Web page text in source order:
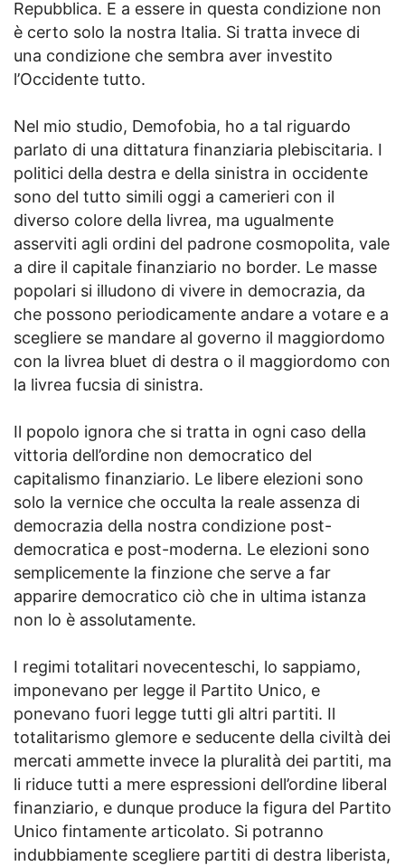
Repubblica. E a essere in questa condizione non
è certo solo la nostra Italia. Si tratta invece di
una condizione che sembra aver investito
l’Occidente tutto.
Nel mio studio, Demofobia, ho a tal riguardo
parlato di una dittatura finanziaria plebiscitaria. I
politici della destra e della sinistra in occidente
sono del tutto simili oggi a camerieri con il
diverso colore della livrea, ma ugualmente
asserviti agli ordini del padrone cosmopolita, vale
a dire il capitale finanziario no border. Le masse
popolari si illudono di vivere in democrazia, da
che possono periodicamente andare a votare e a
scegliere se mandare al governo il maggiordomo
con la livrea bluet di destra o il maggiordomo con
la livrea fucsia di sinistra.
Il popolo ignora che si tratta in ogni caso della
vittoria dell’ordine non democratico del
capitalismo finanziario. Le libere elezioni sono
solo la vernice che occulta la reale assenza di
democrazia della nostra condizione post-
democratica e post-moderna. Le elezioni sono
semplicemente la finzione che serve a far
apparire democratico ciò che in ultima istanza
non lo è assolutamente.
I regimi totalitari novecenteschi, lo sappiamo,
imponevano per legge il Partito Unico, e
ponevano fuori legge tutti gli altri partiti. Il
totalitarismo glemore e seducente della civiltà dei
mercati ammette invece la pluralità dei partiti, ma
li riduce tutti a mere espressioni dell’ordine liberal
finanziario, e dunque produce la figura del Partito
Unico fintamente articolato. Si potranno
indubbiamente scegliere partiti di destra liberista,